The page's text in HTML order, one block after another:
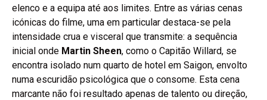
elenco e a equipa até aos limites. Entre as várias cenas
icónicas do filme, uma em particular destaca-se pela
intensidade crua e visceral que transmite: a sequência
inicial onde Martin Sheen, como o Capitão Willard, se
encontra isolado num quarto de hotel em Saigon, envolto
numa escuridão psicológica que o consome. Esta cena
marcante não foi resultado apenas de talento ou direção,